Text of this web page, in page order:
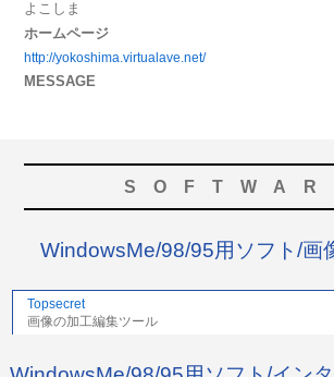
よこしま
ホームページ
http://yokoshima.virtualave.net/
MESSAGE
WindowsMe/98/95用ソフト/画
Topsecret
画像の加工編集ツール